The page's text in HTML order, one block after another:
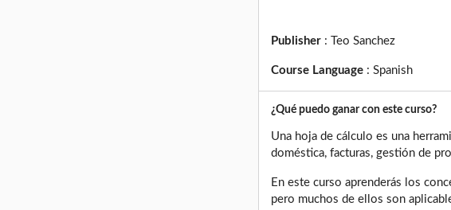
Publisher : Teo Sanchez
Course Language :Spanish
¿Qué puedo ganar con este curso?
Una hoja de cálculo es una
doméstica, facturas, gestión de
En este curso aprenderás los
pero muchos de ellos son